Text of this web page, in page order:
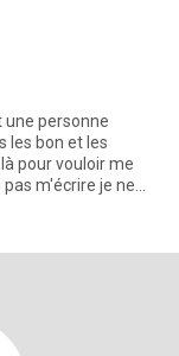
une personne
les bon et les
pour vouloir me
m'écrire je ne